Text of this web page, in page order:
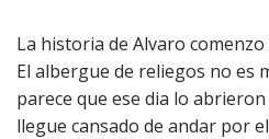
La historia de Alvaro
El albergue de reliegos no es
parece que ese dia lo
llegue cansado de andar por